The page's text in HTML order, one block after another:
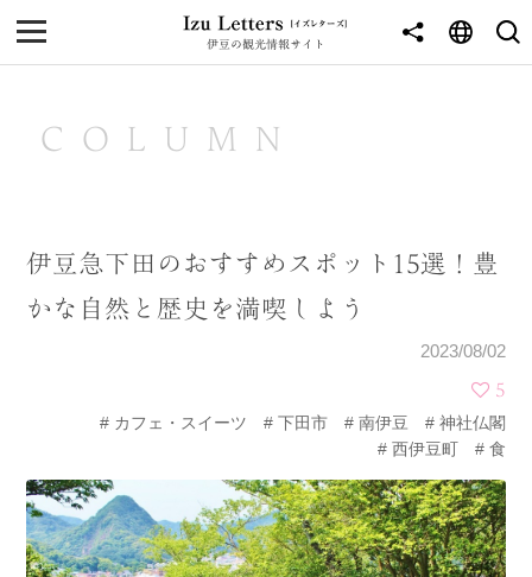
伊豆の観光情報サイト
MENU
NEWS
東伊豆
中伊豆
CATEGORY
COLUMN
伊豆急下田のおすすめスポット15選！豊
かな自然と歴史を満喫しよう
2023/08/02
5
カフェ・スイーツ
下田市 南伊豆
神社仏閣
西伊豆町
食